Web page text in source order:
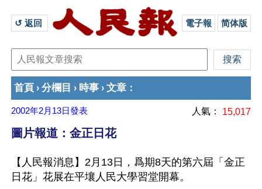
↺ 返回 電子報 简体版
首頁 › 分欄目 › 時事 › 文章 ：
2002年2月13日發表 人氣： 15,017
圖片報道：金正日花
【人民報消息】2月13日，爲期8天的第六屆「金正
日花」花展在平壤人民大學習堂開幕。